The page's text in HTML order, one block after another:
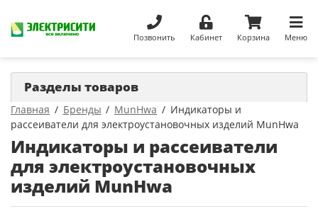
Позвонить Кабинет Корзина Меню
Главная Бренды MunHwa
Индикаторы и
рассеиватели для электроустановочных изделий MunHwa
Индикаторы и рассеиватели
для электроустановочных
изделий MunHwa
Разделы товаров